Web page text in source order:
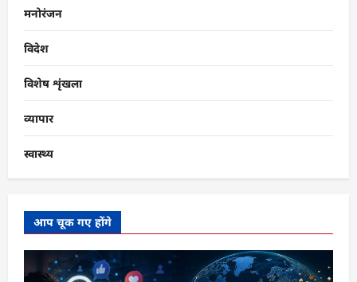
मनोरंजन
विदेश
विशेष शृंखला
व्यापार
स्वास्थ्य
आप चूक गए होंगे